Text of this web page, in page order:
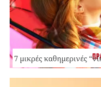
7 μικρές καθημερινές